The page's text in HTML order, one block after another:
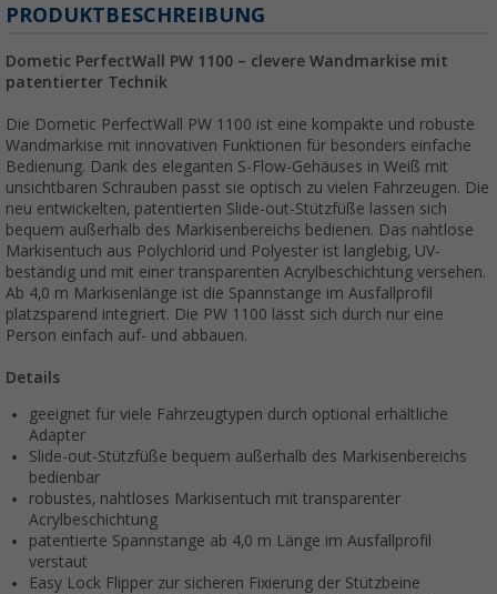
PRODUKTBESCHREIBUNG
Dometic PerfectWall PW 1100 – clevere Wandmarkise mit
patentierter Technik
Die Dometic PerfectWall PW 1100 ist eine kompakte und robuste
Wandmarkise mit innovativen Funktionen für besonders einfache
Bedienung. Dank des eleganten S-Flow-Gehäuses in Weiß mit
unsichtbaren Schrauben passt sie optisch zu vielen Fahrzeugen. Die
neu entwickelten, patentierten Slide-out-Stützfüße lassen sich
bequem außerhalb des Markisenbereichs bedienen. Das nahtlose
Markisentuch aus Polychlorid und Polyester ist langlebig, UV-
beständig und mit einer transparenten Acrylbeschichtung versehen.
Ab 4,0 m Markisenlänge ist die Spannstange im Ausfallprofil
platzsparend integriert. Die PW 1100 lässt sich durch nur eine
Person einfach auf- und abbauen.
Details
geeignet für viele Fahrzeugtypen durch optional erhältliche
Adapter
Slide-out-Stützfüße bequem außerhalb des Markisenbereichs
bedienbar
robustes, nahtloses Markisentuch mit transparenter
Acrylbeschichtung
patentierte Spannstange ab 4,0 m Länge im Ausfallprofil
verstaut
Easy Lock Flipper zur sicheren Fixierung der Stützbeine